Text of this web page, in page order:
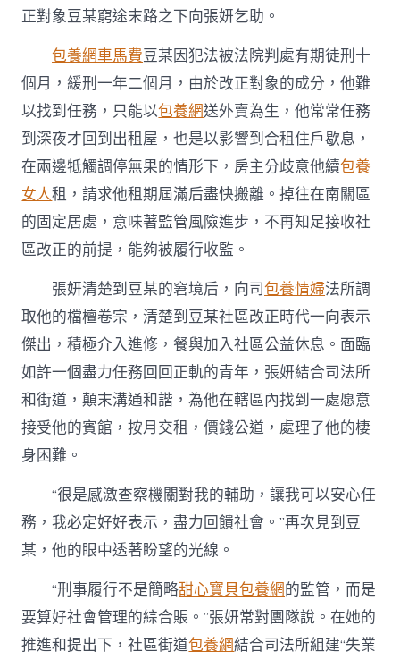
正對象豆某窮途末路之下向張妍乞助。
包養網車馬費豆某因犯法被法院判處有期徒刑十
個月，緩刑一年二個月，由於改正對象的成分，他難
以找到任務，只能以包養網送外賣為生，他常常任務
到深夜才回到出租屋，也是以影響到合租住戶歇息，
在兩邊牴觸調停無果的情形下，房主分歧意他續包養
女人租，請求他租期屆滿后盡快搬離。掉往在南關區
的固定居處，意味著監管風險進步，不再知足接收社
區改正的前提，能夠被履行收監。
張妍清楚到豆某的窘境后，向司包養情婦法所調
取他的檔檀卷宗，清楚到豆某社區改正時代一向表示
傑出，積極介入進修，餐與加入社區公益休息。面臨
如許一個盡力任務回回正軌的青年，張妍結合司法所
和街道，顛末溝通和諧，為他在轄區內找到一處愿意
接受他的賓館，按月交租，價錢公道，處理了他的棲
身困難。
“很是感激查察機關對我的輔助，讓我可以安心任
務，我必定好好表示，盡力回饋社會。”再次見到豆
某，他的眼中透著盼望的光線。
“刑事履行不是簡略甜心寶貝包養網的監管，而是
要算好社會管理的綜合賬。”張妍常對團隊說。在她的
推進和提出下，社區街道包養網結合司法所組建“失業